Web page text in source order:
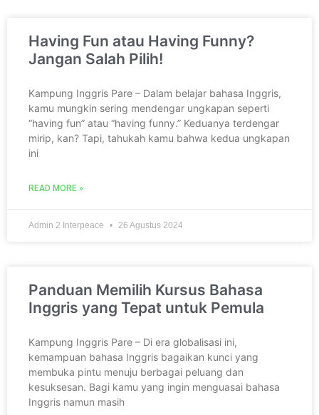
Having Fun atau Having Funny?
Jangan Salah Pilih!
Kampung Inggris Pare – Dalam belajar bahasa Inggris,
kamu mungkin sering mendengar ungkapan seperti
“having fun” atau “having funny.” Keduanya terdengar
mirip, kan? Tapi, tahukah kamu bahwa kedua ungkapan
ini
READ MORE »
Admin 2 Interpeace 26 Agustus 2024
Panduan Memilih Kursus Bahasa
Inggris yang Tepat untuk Pemula
Kampung Inggris Pare – Di era globalisasi ini,
kemampuan bahasa Inggris bagaikan kunci yang
membuka pintu menuju berbagai peluang dan
kesuksesan. Bagi kamu yang ingin menguasai bahasa
Inggris namun masih